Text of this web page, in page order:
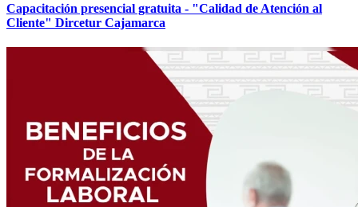
Capacitación presencial gratuita - "Calidad de Atención al
Cliente" Dircetur Cajamarca